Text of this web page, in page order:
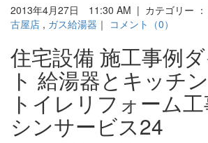
2013年4月27日 11:30 AM | カテゴリー ：
古屋店 , ガス給湯器 ｜ コメント（0）
住宅設備 施工事例
ト 給湯器とキッチ
トイレリフォーム
シンサービス24